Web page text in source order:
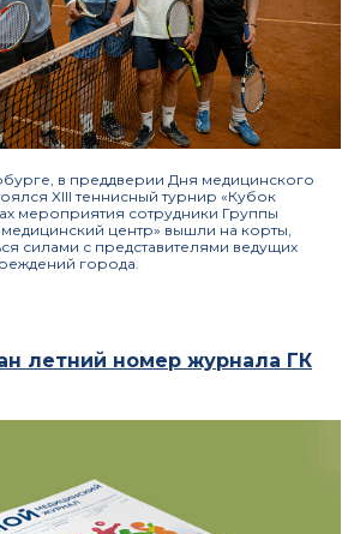
в преддверии Дня медицинского
XIII теннисный турнир «Кубок
мероприятия сотрудники Группы
центр» вышли на корты,
силами с представителями ведущих
города.
летний номер журнала ГК